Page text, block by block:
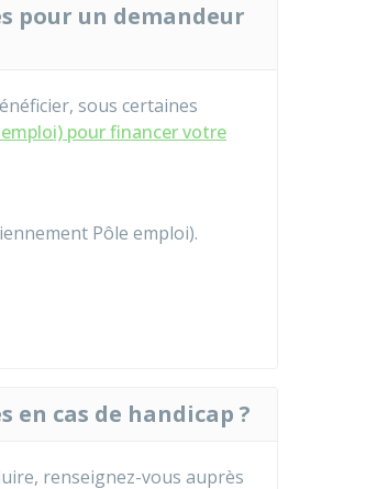
pour un demandeur
sous certaines
pour financer votre
Pôle emploi).
en cas de handicap ?
renseignez-vous auprès